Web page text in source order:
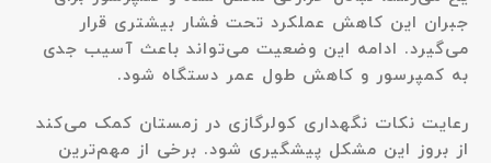
جبران این کاهش عملکرد تحت فشار بیشتری قرار
می‌گیرد. ادامه این وضعیت می‌تواند باعث آسیب جدی
به کمپرسور و کاهش طول عمر دستگاه شود.
رعایت نکات نگهداری کولرگازی در زمستان کمک می‌کند
از بروز این مشکل پیشگیری شود. برخی از مهم‌ترین